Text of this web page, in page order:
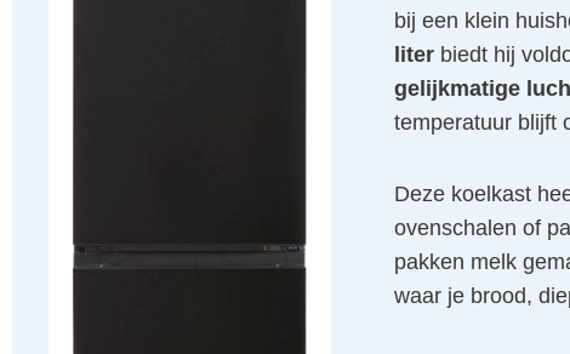
bij een klein
literbiedt hij
gelijkmatige
temperatuur blijft
Deze koelkast
ovenschalen of
pakken melk
waar je brood,